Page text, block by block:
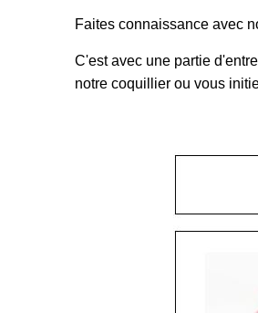
Faites connaissance avec
C'est avec une partie
notre coquillier ou vous